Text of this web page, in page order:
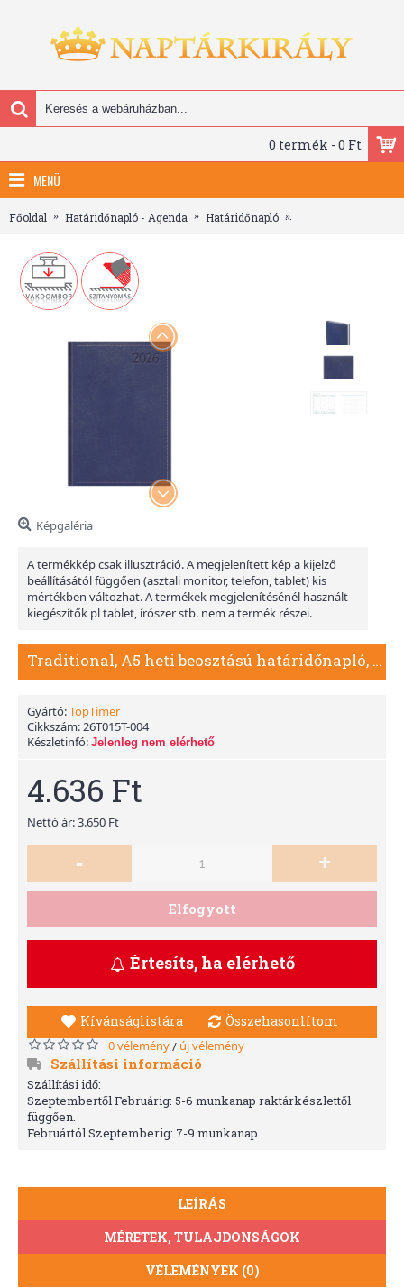
0 termék - 0 Ft
MENÜ
Főoldal Határidőnapló - Agenda Határidőnapló
Képgaléria
A termékkép csak illusztráció. A megjelenített kép a kijelző
beállításától függően (asztali monitor, telefon, tablet) kis
mértékben változhat. A termékek megjelenítésénél használt
kiegészítők pl tablet, írószer stb. nem a termék részei.
Traditional, A5 heti beosztású határidőnapló, Kék
Gyártó:TopTimer
Cikkszám:26T015T-004
Készletinfó: Jelenleg nem elérhető
4.636 Ft
Nettó ár: 3.650 Ft
- +
Elfogyott
Értesíts, ha elérhető
Kívánságlistára Összehasonlítom
0 vélemény/ új vélemény
Szállítási információ
Szállítási idő:
Szeptembertől Februárig: 5-6 munkanap raktárkészlettől
függően.
Februártól Szeptemberig: 7-9 munkanap
LEÍRÁS
MÉRETEK, TULAJDONSÁGOK
VÉLEMÉNYEK (0)